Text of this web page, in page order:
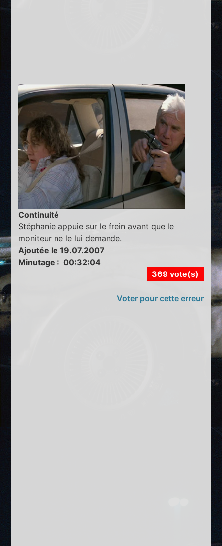
Continuité
Stéphanie appuie sur le frein avant que le
moniteur ne le lui demande.
Ajoutée le 19.07.2007
Minutage : 00:32:04
369 vote(s)
Voter pour cette erreur